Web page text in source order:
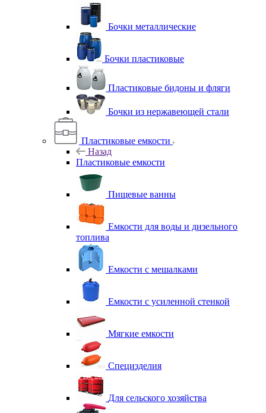
Бочки металлические
Бочки пластиковые
Пластиковые бидоны и фляги
Бочки из нержавеющей стали
Пластиковые емкости
Назад
Пластиковые емкости
Пищевые ванны
Емкости для воды и дизельного
топлива
Емкости с мешалками
Емкости с усиленной стенкой
Мягкие емкости
Специзделия
Для сельского хозяйства